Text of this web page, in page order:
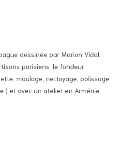
dessinée par Marion Vidal,
parisiens, le fondeur,
moulage, nettoyage, polissage
et avec un atelier en Arménie